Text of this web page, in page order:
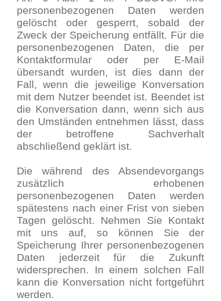
personenbezogenen Daten werden
gelöscht oder gesperrt, sobald der
Zweck der Speicherung entfällt. Für die
personenbezogenen Daten, die per
Kontaktformular oder per E-Mail
übersandt wurden, ist dies dann der
Fall, wenn die jeweilige Konversation
mit dem Nutzer beendet ist. Beendet ist
die Konversation dann, wenn sich aus
den Umständen entnehmen lässt, dass
der betroffene Sachverhalt
abschließend geklärt ist.
Die während des Absendevorgangs
zusätzlich erhobenen
personenbezogenen Daten werden
spätestens nach einer Frist von sieben
Tagen gelöscht. Nehmen Sie Kontakt
mit uns auf, so können Sie der
Speicherung Ihrer personenbezogenen
Daten jederzeit für die Zukunft
widersprechen. In einem solchen Fall
kann die Konversation nicht fortgeführt
werden.